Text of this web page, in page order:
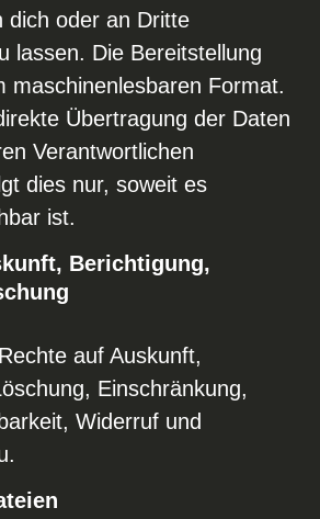
dich oder an Dritte
lassen. Die Bereitstellung
maschinenlesbaren Format.
Übertragung der Daten
Verantwortlichen
dies nur, soweit es
ist.
Berichtigung,
auf Auskunft,
Einschränkung,
Widerruf und